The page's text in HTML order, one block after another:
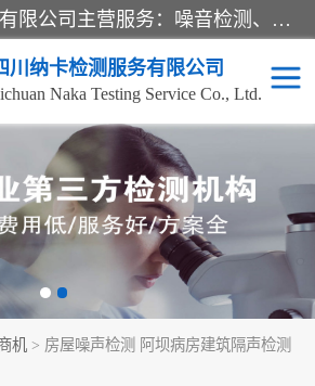
四川纳卡检测服务有限公司主营服务：噪音检测、灯光检测、防护网检测、磁性检测、无损检测、燃烧等级检测；本着严谨、规范的态度严格执行国家现行标准、规范及规程，奉行“科学公正、准确、持续改进、诚信服务”的企业价值和“科学、信誉、服务”的企业宗旨，竭诚为广大客户服务。
川纳卡检测服务有限公司
Naka Testing Service Co., Ltd.
机 > 房屋噪声检测 阿坝病房建筑隔声检测
灯光检测
磁性检测
燃烧等级检测
产品检测